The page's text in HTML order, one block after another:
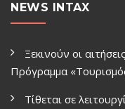
NEWS INTAX
Ξεκινούν οι
Πρόγραμμα
Τίθεται σε